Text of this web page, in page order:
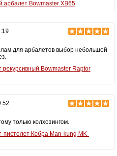
направляющей, тактическая рукоять,
арбалет Bowmaster XB65
для арбалетов выбор небольшой
рекурсивный Bowmaster Raptor
только колхозингом.
пистолет Кобра Man-kung MK-